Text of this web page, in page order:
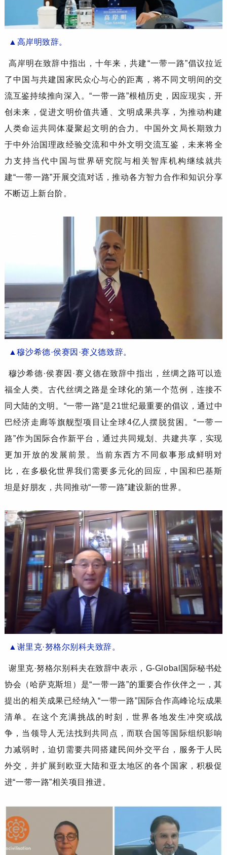
▲ 高岸明致辞。
高岸明在致辞中指出， 十年来，共建“一带一路”倡议拉近
了中国与共建国家民众心与心的距离，将不同文明间的交
流互鉴持续推向深入 。“一带一路”根植历史，因应现实 ，开
创未来，促进文明价值共通、文明成果共享，为推动构建
人类命运共同体凝聚起文明的合力。 中国外文局长期致力
于中外治国理政经验交流和 中外文明 交流互鉴 ， 未来将全
力支持当代中国与世界研究院与相关智库机构继续就共
建“一带一路”开展交流对话，推动各方智力合作和知识分享
不断迈上新台阶。
▲穆沙希德·侯赛因·赛义德致辞。
穆沙希德·侯赛因·赛义德在致辞中 指出，丝绸之路可以造
福全人类。古代丝绸之路是全球化的第一个范例，连接不
同大陆的文明。 “一带一路”是21世纪最重要的倡议，通过中
巴经济走廊等旗舰型项目让全球4亿人摆脱贫困。 “一带一
路”作为国际合作新平台，通过共同规划、共建共享，实现
更加开放的发展前景。 当前东西方不同叙事形成鲜明对
比，在多极化世界我们需要多元化的回应，中国和巴基斯
坦是好朋友，共同推动“一带一路”建设新的世界。
▲ 谢里克·努格尔别科夫致辞。
谢里克·努格尔别科夫在致辞中表示， G-Global国际秘书处
协会（哈萨克斯坦）是“一带一路”的重要合作伙伴之一，其
提出的相关成果已经纳入“一带一路”国际合作高峰论坛成果
清单。在这个充满挑战的时刻，世界各地发生冲突或战
争，当领导人无法找到共同点，而联合国等国际组织影响
力减弱时，迫切需要共同搭建民间外交平台，服务于人民
外交，并扩展到欧亚大陆和亚太地区的各个国家，积极促
进“一带一路”相关项目推进。